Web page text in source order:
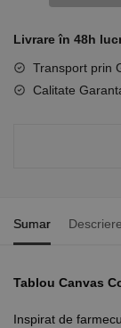
Livrare în 48h
Transport prin
Calitate
Sumar Descriere
Tablou Canvas
Inspirat de